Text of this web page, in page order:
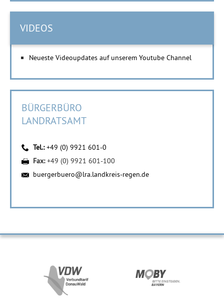
VIDEOS
Neueste Videoupdates auf unserem Youtube Channel
BÜRGERBÜRO
LANDRATSAMT
Tel.:+49 (0) 9921 601-0
Fax:+49 (0) 9921 601-100
buergerbuero@lra.landkreis-regen.de